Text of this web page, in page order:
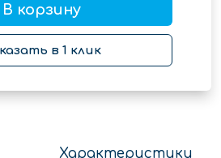
В корзину
в 1 клик
Характеристики